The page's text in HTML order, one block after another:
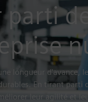
parti
longueur d'avance,
En tirant parti
leur agilité et